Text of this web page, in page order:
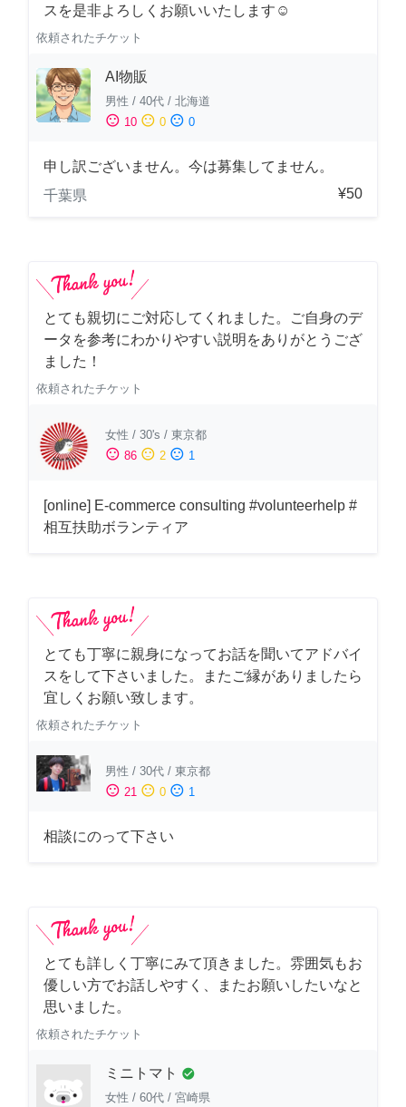
スを是非よろしくお願いいたします☺️
依頼されたチケット
AI物販
男性 / 40代 / 北海道
sentiment_satisfied 10 sentiment_neutral 0 sentiment_dissatisfied 0
申し訳ございません。今は募集してません。
千葉県
¥50
とても親切にご対応してくれました。ご自身のデ
ータを参考にわかりやすい説明をありがとうござ
ました！
依頼されたチケット
女性 / 30's / 東京都
sentiment_satisfied 86 sentiment_neutral 2 sentiment_dissatisfied 1
[online] E-commerce consulting #volunteerhelp #
相互扶助ボランティア
とても丁寧に親身になってお話を聞いてアドバイ
スをして下さいました。またご縁がありましたら
宜しくお願い致します。
依頼されたチケット
男性 / 30代 / 東京都
sentiment_satisfied 21 sentiment_neutral 0 sentiment_dissatisfied 1
相談にのって下さい
とても詳しく丁寧にみて頂きました。雰囲気もお
優しい方でお話しやすく、またお願いしたいなと
思いました。
依頼されたチケット
ミニトマト check_circle
女性 / 60代 / 宮崎県